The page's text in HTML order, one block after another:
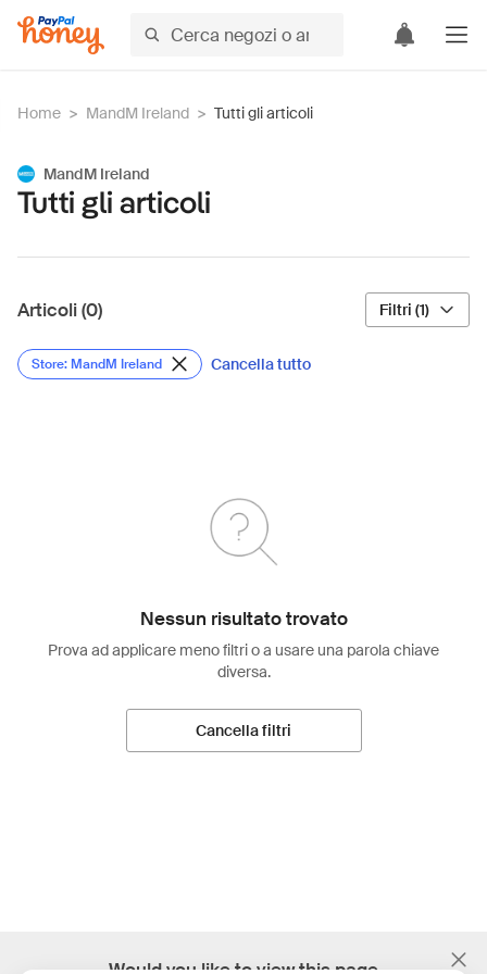
Home > MandM Ireland > Tutti gli articoli
MandM Ireland
Tutti gli articoli
Articoli (0) Filtri (1)
Store: MandM Ireland Cancella tutto
Nessun risultato trovato
Prova ad applicare meno filtri o a usare una parola chiave
diversa.
Cancella filtri